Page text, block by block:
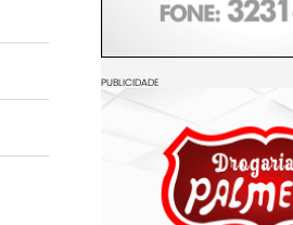
PUBLICIDADE